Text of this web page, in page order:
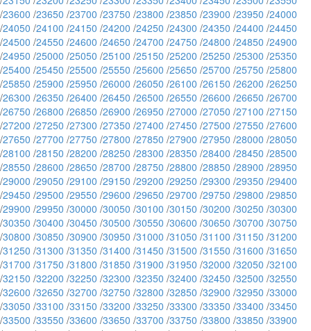
/23600 /23650 /23700 /23750 /23800 /23850 /23900 /23950 /24000
/24050 /24100 /24150 /24200 /24250 /24300 /24350 /24400 /24450
/24500 /24550 /24600 /24650 /24700 /24750 /24800 /24850 /24900
/24950 /25000 /25050 /25100 /25150 /25200 /25250 /25300 /25350
/25400 /25450 /25500 /25550 /25600 /25650 /25700 /25750 /25800
/25850 /25900 /25950 /26000 /26050 /26100 /26150 /26200 /26250
/26300 /26350 /26400 /26450 /26500 /26550 /26600 /26650 /26700
/26750 /26800 /26850 /26900 /26950 /27000 /27050 /27100 /27150
/27200 /27250 /27300 /27350 /27400 /27450 /27500 /27550 /27600
/27650 /27700 /27750 /27800 /27850 /27900 /27950 /28000 /28050
/28100 /28150 /28200 /28250 /28300 /28350 /28400 /28450 /28500
/28550 /28600 /28650 /28700 /28750 /28800 /28850 /28900 /28950
/29000 /29050 /29100 /29150 /29200 /29250 /29300 /29350 /29400
/29450 /29500 /29550 /29600 /29650 /29700 /29750 /29800 /29850
/29900 /29950 /30000 /30050 /30100 /30150 /30200 /30250 /30300
/30350 /30400 /30450 /30500 /30550 /30600 /30650 /30700 /30750
/30800 /30850 /30900 /30950 /31000 /31050 /31100 /31150 /31200
/31250 /31300 /31350 /31400 /31450 /31500 /31550 /31600 /31650
/31700 /31750 /31800 /31850 /31900 /31950 /32000 /32050 /32100
/32150 /32200 /32250 /32300 /32350 /32400 /32450 /32500 /32550
/32600 /32650 /32700 /32750 /32800 /32850 /32900 /32950 /33000
/33050 /33100 /33150 /33200 /33250 /33300 /33350 /33400 /33450
/33500 /33550 /33600 /33650 /33700 /33750 /33800 /33850 /33900